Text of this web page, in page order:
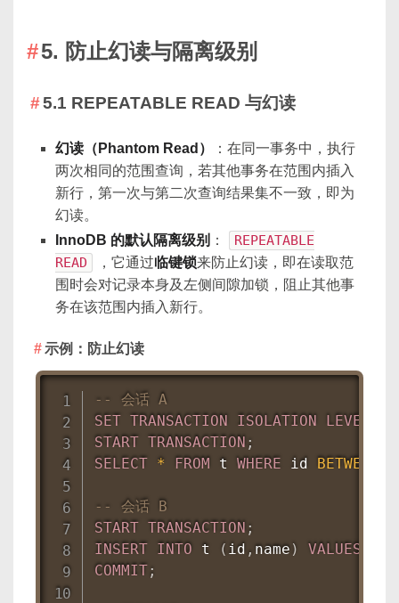
5. 防止幻读与隔离级别
5.1 REPEATABLE READ 与幻读
幻读（Phantom Read）
：在同一事务中，执行
两次相同的范围查询，若其他事务在范围内插入
新行，第一次与第二次查询结果集不一致，即为
幻读。
InnoDB 的默认隔离级别 ：
REPEATABLE
READ
，它通过临键锁来防止幻读，即在读取范
围时会对记录本身及左侧间隙加锁，阻止其他事
务在该范围内插入新行。
示例：防止幻读
-- 会话 A
SET TRANSACTION ISOLATION LEVEL
START TRANSACTION ;
SELECT
* FROM t WHERE id BETWEEN
-- 会话 B
START TRANSACTION ;
INSERT
INTO t ( id , name ) VALUES
COMMIT;